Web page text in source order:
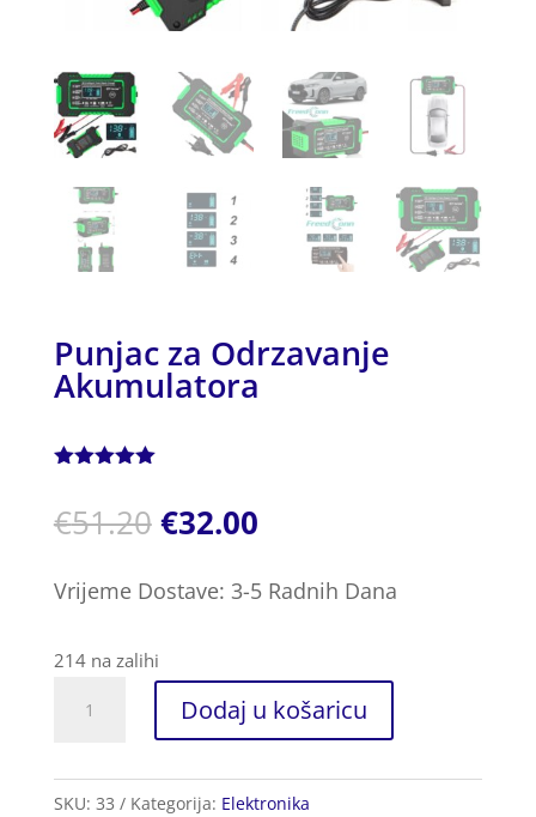
Punjac za Odrzavanje
Akumulatora
od ukupno
5 (
€51.20 €32.00
Vrijeme Dostave: 3-5 Radnih Dana
214 na zalihi
Akumulatora
Dodaj u košaricu
SKU: 33 Kategorija: Elektronika